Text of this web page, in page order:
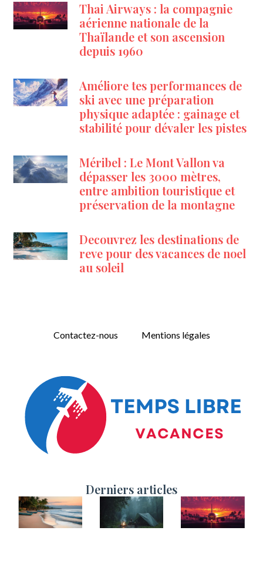
Thai Airways : la compagnie
aérienne nationale de la
Thaïlande et son ascension
depuis 1960
Améliore tes performances de
ski avec une préparation
physique adaptée : gainage et
stabilité pour dévaler les pistes
Méribel : Le Mont Vallon va
dépasser les 3000 mètres,
entre ambition touristique et
préservation de la montagne
Decouvrez les destinations de
reve pour des vacances de noel
au soleil
Contactez-nous Mentions légales
Derniers articles